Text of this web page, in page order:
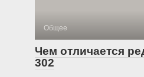
Общее
Чем отличается
302